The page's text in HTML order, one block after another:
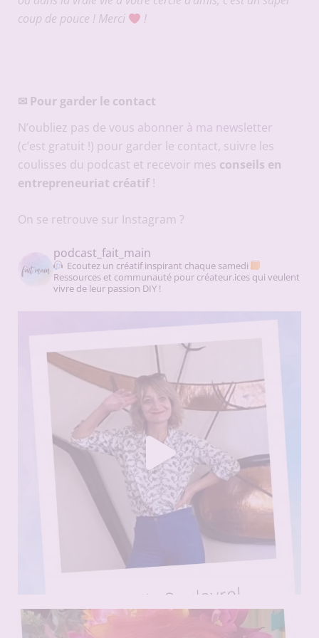
coup de pouce ! Merci
!
✉ Pour garder le contact
N’oubliez pas de vous abonner à ma newsletter
(c’est gratuit !) pour garder le contact, suivre les
coulisses du podcast et recevoir mes conseils en
entrepreneuriat créatif!
On se retrouve sur Instagram ?
podcast_fait_main
Ecoutez un créatif inspirant chaque samedi
Ressources et communauté pour créateur.ices qui veulent
vivre de leur passion DIY !